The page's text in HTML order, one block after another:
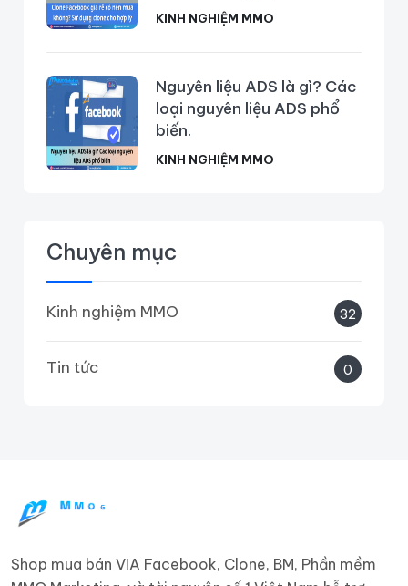
KINH NGHIỆM MMO
Nguyên liệu ADS là gì? Các
loại nguyên liệu ADS phổ
biến.
KINH NGHIỆM MMO
Chuyên mục
Kinh nghiệm MMO 32
Tin tức 0
Shop mua bán VIA Facebook, Clone, BM, Phần mềm